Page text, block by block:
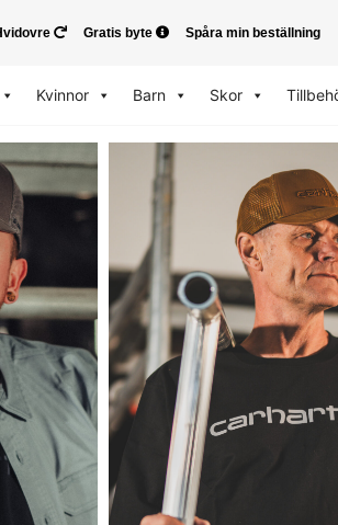
Gratis byte Spåra min beställning
Kvinnor Barn Skor